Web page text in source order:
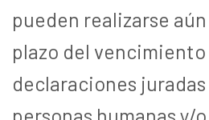
pueden realizarse
plazo del vencimiento
declaraciones juradas
personas humanas y/o